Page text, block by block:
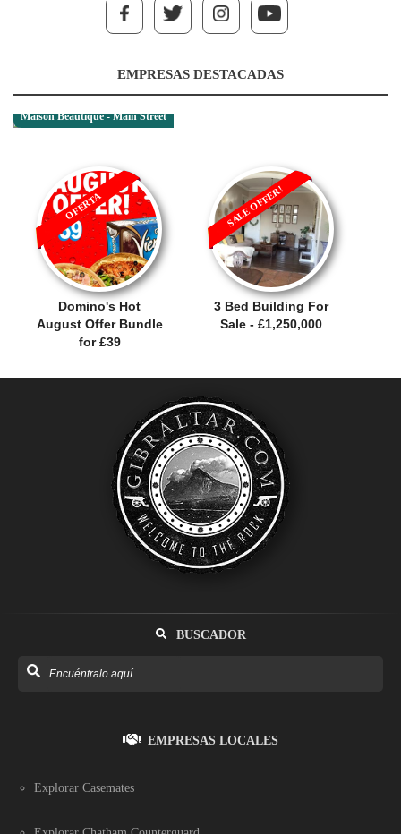
EMPRESAS DESTACADAS
Maison Beautique - Main Street
Domino's Hot
August Offer Bundle
for £39
OFERTA
3 Bed Building For
Sale - £1,250,000
SALE OFFER!
BUSCADOR
EMPRESAS LOCALES
Explorar Casemates